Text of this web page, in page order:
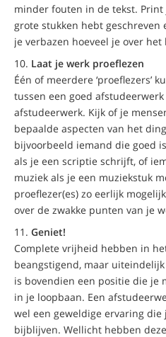
minder fouten in de tekst.
grote stukken hebt
je verbazen hoeveel je over
Laat je werk proeflezen
Één of meerdere ‘proeflezers’
tussen een goed
afstudeerwerk. Kijk of je
bepaalde aspecten van het
bijvoorbeeld iemand die goed
als je een scriptie schrijft, of
muziek als je een muziekstuk
proeflezer(es) zo eerlijk
over de zwakke punten van je
Geniet!
Complete vrijheid hebben in
beangstigend, maar
is bovendien een positie die je
in je loopbaan. Een
wel een geweldige ervaring die
bijblijven. Wellicht hebben